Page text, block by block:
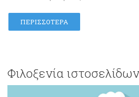
ΠΕΡΙΣΣΌΤΕΡΑ
Φιλοξενία ιστοσελίδων